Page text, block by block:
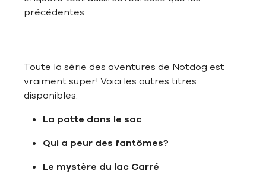
précédentes.
Toute la série des aventures de Notdog est
vraiment super! Voici les autres titres
disponibles.
La patte dans le sac
Qui a peur des fantômes?
Le mystère du lac Carré